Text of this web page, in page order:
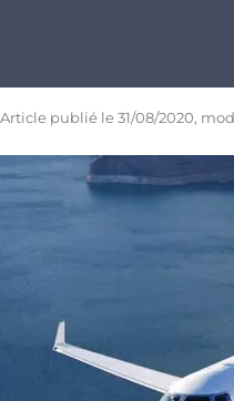
Article publié le31/08/2020,